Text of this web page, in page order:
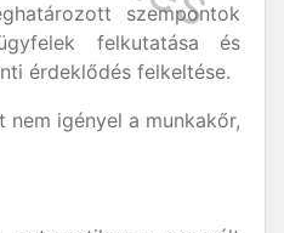
szempontok
felkutatása és
érdeklődés felkeltése.
igényel a munkakőr,